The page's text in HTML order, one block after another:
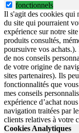
fonctionnels
Il s'agit des cookies qui
du site qui pourraient
expérience sur notre
produits consultés,
poursuivre vos
de nos conseils
de votre origine de
sites partenaires). Ils
fonctionnalités que
mes conseils
expérience d’achat
navigation traitées par
clients relatives à votre
Cookies Analytiques